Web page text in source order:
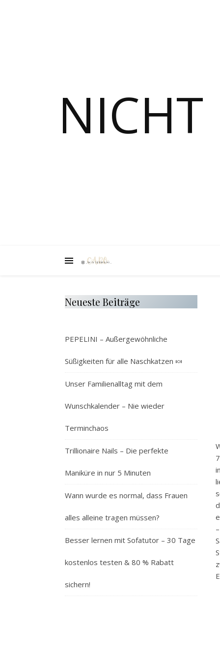
NICHT
Neueste Beiträge
PEPELINI – Außergewöhnliche
Süßigkeiten für alle Naschkatzen 🍬
Unser Familienalltag mit dem
Wunschkalender – Nie wieder
Terminchaos
Trillionaire Nails – Die perfekte
Maniküre in nur 5 Minuten
Wann wurde es normal, dass Frauen
alles alleine tragen müssen?
Besser lernen mit Sofatutor – 30 Tage
kostenlos testen & 80 % Rabatt
sichern!